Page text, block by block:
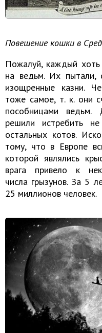
Повешение кошки в
Пожалуй, каждый
на ведьм. Их пытали,
изощренные казни.
тоже самое, т. к. они
пособницами
решили истребить
остальных котов.
тому, что в Европе
которой являлись
врага привело к
числа грызунов. За 5
25 миллионов человек.